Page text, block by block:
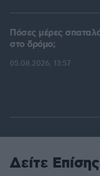
Πόσες μέρες
στο δρόμο;
05.08.2026, 13:57
Δείτε Επίσης